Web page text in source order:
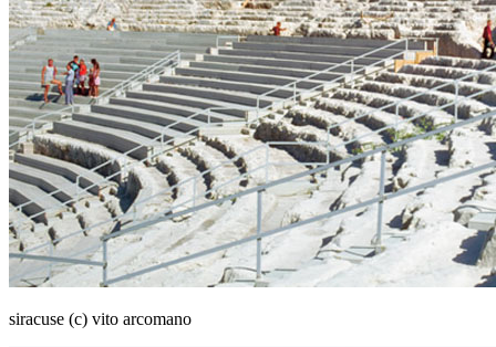
siracuse (c) vito arcomano